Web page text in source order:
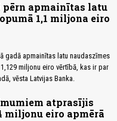
pērn apmainītas latu
1,1 miljona eiro
gadā apmainītas latu naudaszīmes
miljonu eiro vērtībā, kas ir par
vēsta Latvijas Banka.
atprasījis
miljonu eiro apmērā